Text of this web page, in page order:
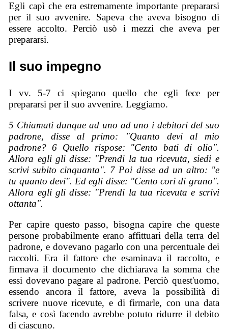
Egli capì che era estremamente importante prepararsi
per il suo avvenire. Sapeva che aveva bisogno di
essere accolto. Perciò usò i mezzi che aveva per
prepararsi.
Il suo impegno
I vv. 5-7 ci spiegano quello che egli fece per
prepararsi per il suo avvenire. Leggiamo.
5 Chiamati dunque ad uno ad uno i debitori del suo
padrone, disse al primo: "Quanto devi al mio
padrone? 6 Quello rispose: "Cento bati di olio".
Allora egli gli disse: "Prendi la tua ricevuta, siedi e
scrivi subito cinquanta". 7 Poi disse ad un altro: "e
tu quanto devi". Ed egli disse: "Cento cori di grano".
Allora egli gli disse: "Prendi la tua ricevuta e scrivi
ottanta".
Per capire questo passo, bisogna capire che queste
persone probabilmente erano affittuari della terra del
padrone, e dovevano pagarlo con una percentuale dei
raccolti. Era il fattore che esaminava il raccolto, e
firmava il documento che dichiarava la somma che
essi dovevano pagare al padrone. Perciò quest'uomo,
essendo ancora il fattore, aveva la possibilità di
scrivere nuove ricevute, e di firmarle, con una data
falsa, e così facendo avrebbe potuto ridurre il debito
di ciascuno.